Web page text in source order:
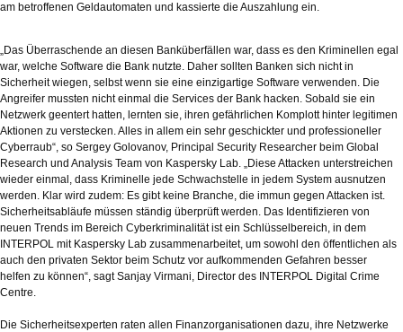
am betroffenen Geldautomaten und kassierte die Auszahlung ein.
„Das Überraschende an diesen Banküberfällen war, dass es den Kriminellen egal
war, welche Software die Bank nutzte. Daher sollten Banken sich nicht in
Sicherheit wiegen, selbst wenn sie eine einzigartige Software verwenden. Die
Angreifer mussten nicht einmal die Services der Bank hacken. Sobald sie ein
Netzwerk geentert hatten, lernten sie, ihren gefährlichen Komplott hinter legitimen
Aktionen zu verstecken. Alles in allem ein sehr geschickter und professioneller
Cyberraub“, so Sergey Golovanov, Principal Security Researcher beim Global
Research und Analysis Team von Kaspersky Lab. „Diese Attacken unterstreichen
wieder einmal, dass Kriminelle jede Schwachstelle in jedem System ausnutzen
werden. Klar wird zudem: Es gibt keine Branche, die immun gegen Attacken ist.
Sicherheitsabläufe müssen ständig überprüft werden. Das Identifizieren von
neuen Trends im Bereich Cyberkriminalität ist ein Schlüsselbereich, in dem
INTERPOL mit Kaspersky Lab zusammenarbeitet, um sowohl den öffentlichen als
auch den privaten Sektor beim Schutz vor aufkommenden Gefahren besser
helfen zu können“, sagt Sanjay Virmani, Director des INTERPOL Digital Crime
Centre.
Die Sicherheitsexperten raten allen Finanzorganisationen dazu, ihre Netzwerke